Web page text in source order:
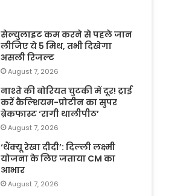
सेल्युलाइट कम करने से पहले जान
लीजिए ये 5 मिथ, तभी दिखेगा
असली रिजल्ट
August 7, 2026
नाश्ते की बोरियत चुटकी में दूर! ट्राई
करें कैल्शियम-प्रोटीन का सुपर
ब्रेकफास्ट ‘रागी थालीपीठ’
August 7, 2026
‘थैंक्यू रेखा दीदी’: दिल्ली लक्ष्मी
योजना के लिए जताया CM का
आभार
August 7, 2026